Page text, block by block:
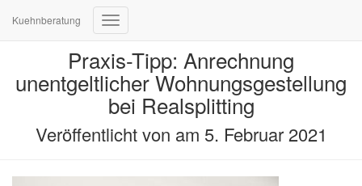
Kuehnberatung
Navigation
umschalten
Praxis-Tipp: Anrechnung
unentgeltlicher Wohnungsgestellung
bei Realsplitting
Veröffentlicht von am 5. Februar 2021